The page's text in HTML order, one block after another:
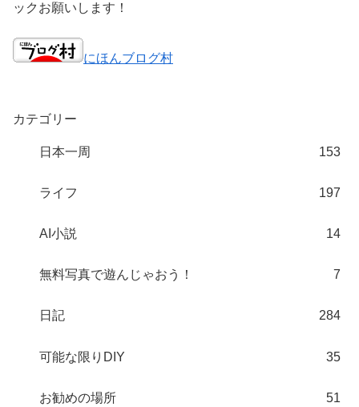
ックお願いします！
にほんブログ村
カテゴリー
日本一周 153
ライフ 197
AI小説 14
無料写真で遊んじゃおう！ 7
日記 284
可能な限りDIY 35
お勧めの場所 51